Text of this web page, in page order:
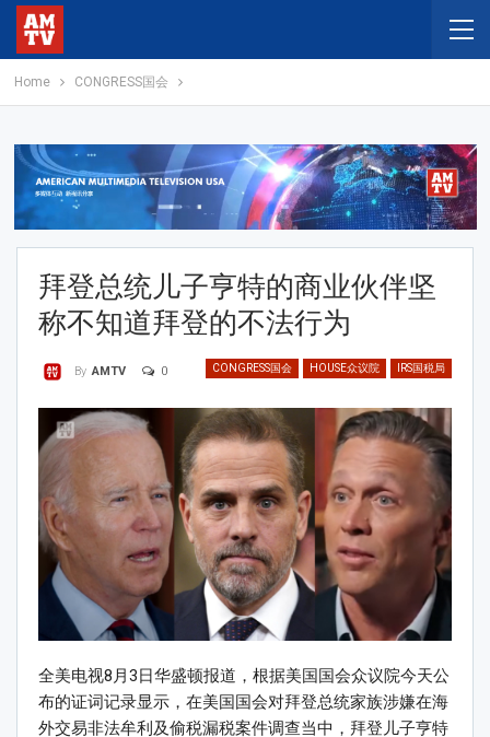
Home CONGRESS国会
拜登总统儿子亨特的商业伙伴坚
称不知道拜登的不法行为
CONGRESS国会 HOUSE众议院 IRS国税局
By AMTV 0
全美电视8月3日华盛顿报道，根据美国国会众议院今天公
布的证词记录显示，在美国国会对拜登总统家族涉嫌在海
外交易非法牟利及偷税漏税案件调查当中，拜登儿子亨特